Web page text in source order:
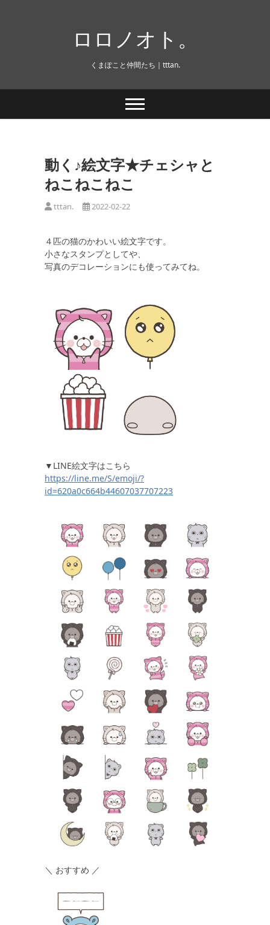
ロロノオト。
くまぽこと仲間たち｜tttan.
動く♪絵文字★チェシャと
ねこねこねこ
tttan. 2022-02-22
４匹の猫のかわいい絵文字です。
小さなスタンプとしてや、
写真のデコレーションにも使ってみてね。
▼LINE絵文字はこちら
https://line.me/S/emoji/?
id=620a0c664b44607037707223
＼ おすすめ ／